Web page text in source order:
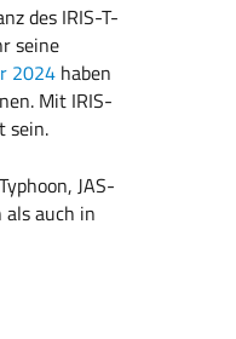
des IRIS-T-
seine
2024 haben
Mit IRIS-
sein.
JAS-
auch in